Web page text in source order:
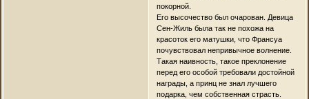
покорной.
Его высочество был очарован. Девица
Сен-Жиль была так не похожа на
красоток его матушки, что Франсуа
почувствовал непривычное волнение.
Такая наивность, такое преклонение
перед его особой требовали достойной
награды, а принц не знал лучшего
подарка, чем собственная страсть.